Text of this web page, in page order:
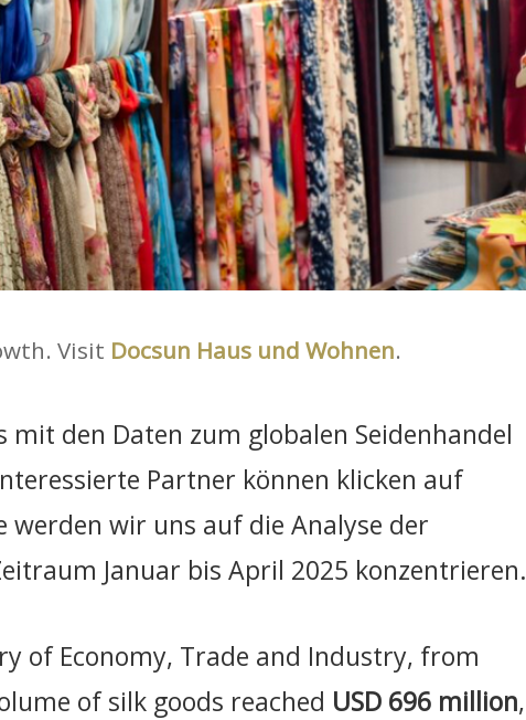
Visit Docsun Haus und Wohnen.
den Daten zum globalen Seidenhandel
Partner können klicken auf
werden wir uns auf die Analyse der
Januar bis April 2025 konzentrieren.
of Economy, Trade and Industry, from
of silk goods reached USD 696 million,